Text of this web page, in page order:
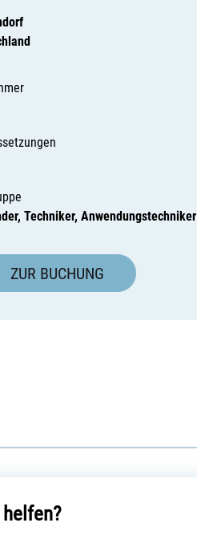
Techniker, Anwendungstechniker
ZUR BUCHUNG